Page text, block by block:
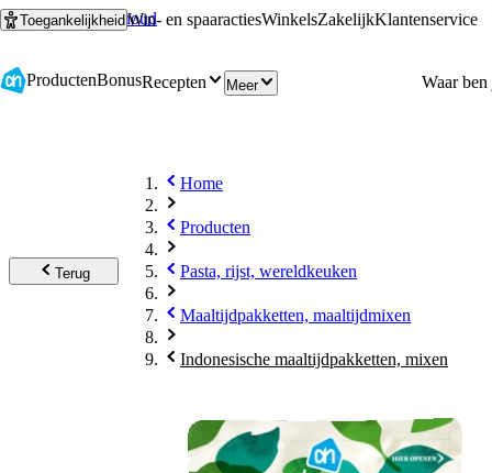
Ga naar hoofdinhoud
Ga naar zoeken
ToegankelijkheidWin- en spaaractiesWinkelsZakelijkKlantenservice
ProductenBonusRecepten Meer
Terug
Home
Producten
Pasta, rijst, wereldkeuken
Maaltijdpakketten, maaltijdmixen
Indonesische maaltijdpakketten, mixen